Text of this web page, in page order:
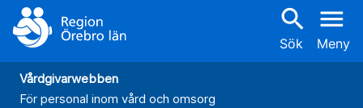
search
Sök
menu
Meny
Vårdgivarwebben
För personal inom vård och omsorg